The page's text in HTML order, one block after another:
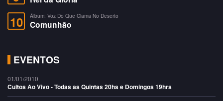
10 Álbum: Voz Do Que Clama No Deserto
Comunhão
EVENTOS
01/01/2010
Cultos Ao Vivo - Todas as Quintas 20hs e Domingos 19hrs